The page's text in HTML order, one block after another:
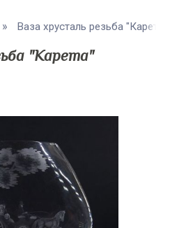
Ваза хрусталь резьба "Карета"
"Карета"